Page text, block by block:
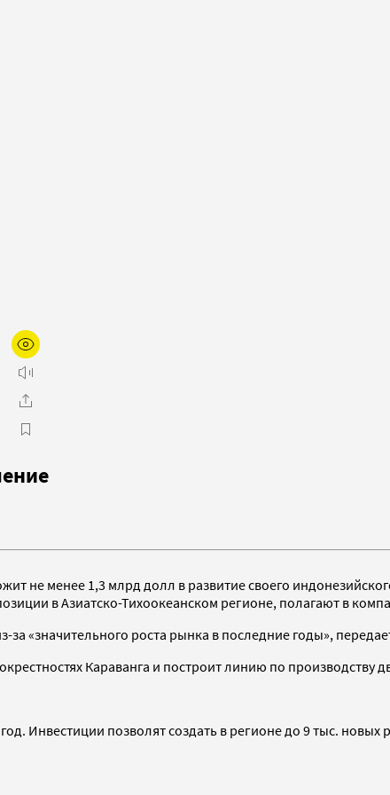
не менее 1,3 млрд долл в развитие своего
в Азиатско-Тихоокеанском регионе, полагают в
«значительного роста рынка в последние годы»,
Караванга и построит линию по производству
Инвестиции позволят создать в регионе до 9 тыс. новых